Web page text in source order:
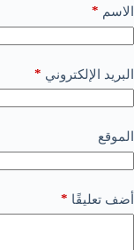
الاسم *
البريد الإلكتروني *
الموقع
أضف تعليقًا *